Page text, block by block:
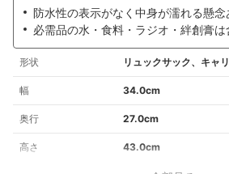
防水性の表示がなく中身が濡れる懸念
必需品の水・食料・ラジオ・絆創膏
形状 リュックサック、キャ
幅 34.0cm
奥行 27.0cm
高さ 43.0cm